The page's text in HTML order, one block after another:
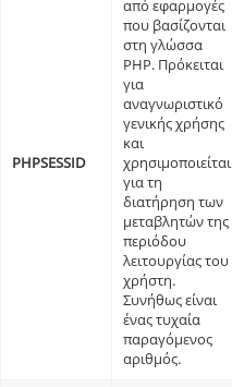
PHPSESSID
από εφαρμογές
που βασίζονται
στη γλώσσα
PHP. Πρόκειται
για
αναγνωριστικό
γενικής χρήσης
και
χρησιμοποιείται
για τη
διατήρηση των
μεταβλητών της
περιόδου
λειτουργίας του
χρήστη.
Συνήθως είναι
ένας τυχαία
παραγόμενος
αριθμός.